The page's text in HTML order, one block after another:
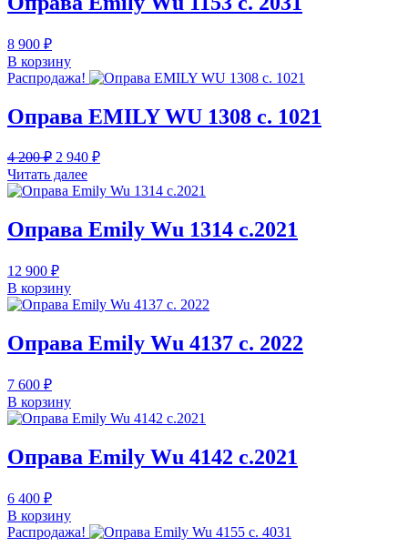
8 900 ₽
В корзину
Распродажа!
Оправа EMILY WU 1308 с. 1021
4 200₽ Первоначальная
цена
составляла
200 ₽.
2 940 ₽Текущая
2
Читать далее
Оправа Emily Wu 1314 с.2021
12 900 ₽
В корзину
Оправа Emily Wu 4137 c. 2022
7 600 ₽
В корзину
Оправа Emily Wu 4142 c.2021
6 400 ₽
В корзину
Распродажа!